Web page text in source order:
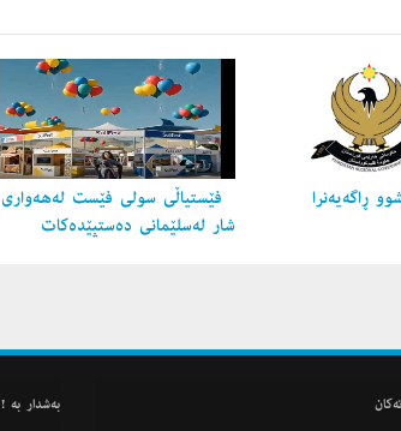
فێستیاڵی سولی فێست لەهەواری
شار لەسلێمانی دەستپێدەكات
ڕاگه‌یه‌نرا
به‌شدار به‌ !